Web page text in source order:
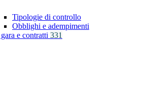
Tipologie di controllo
Obblighi e adempimenti
e contratti 331